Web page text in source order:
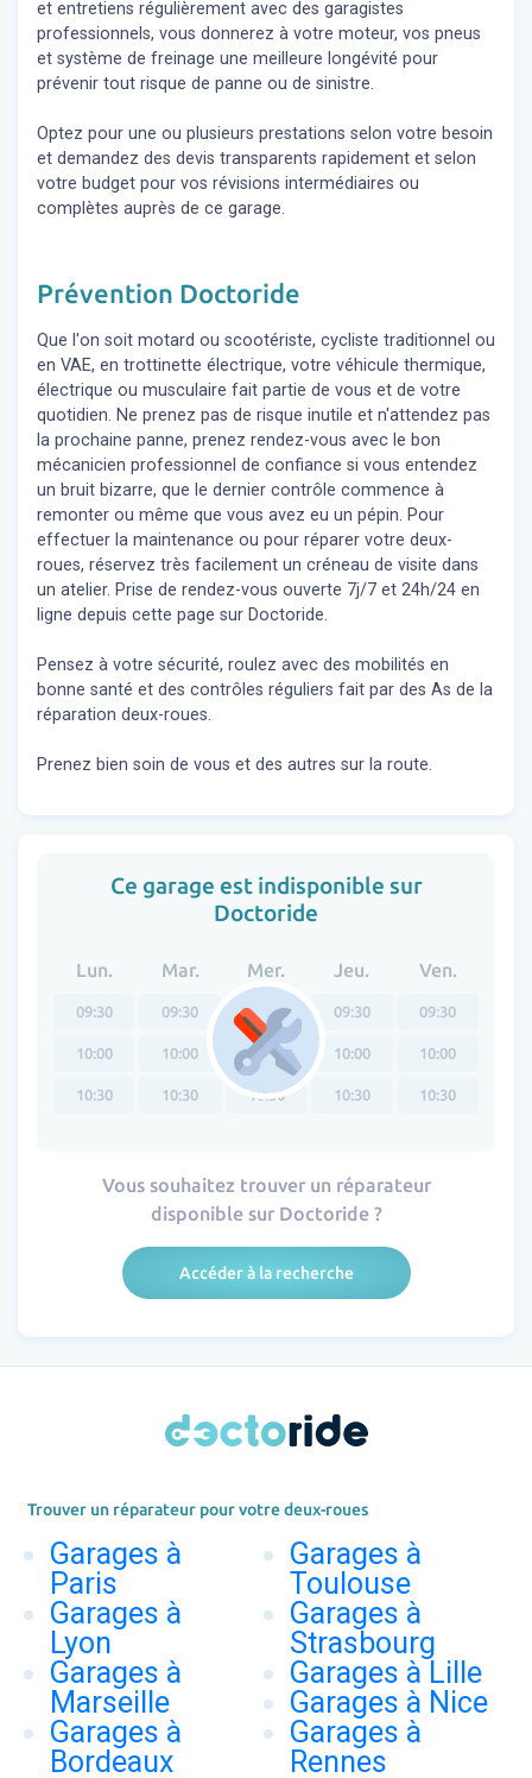
et entretiens régulièrement avec des garagistes
professionnels, vous donnerez à votre moteur, vos pneus
et système de freinage une meilleure longévité pour
prévenir tout risque de panne ou de sinistre.
Optez pour une ou plusieurs prestations selon votre besoin
et demandez des devis transparents rapidement et selon
votre budget pour vos révisions intermédiaires ou
complètes auprès de ce garage.
Prévention Doctoride
Que l'on soit motard ou scootériste, cycliste traditionnel ou
en VAE, en trottinette électrique, votre véhicule thermique,
électrique ou musculaire fait partie de vous et de votre
quotidien. Ne prenez pas de risque inutile et n'attendez pas
la prochaine panne, prenez rendez-vous avec le bon
mécanicien professionnel de confiance si vous entendez
un bruit bizarre, que le dernier contrôle commence à
remonter ou même que vous avez eu un pépin. Pour
effectuer la maintenance ou pour réparer votre deux-
roues, réservez très facilement un créneau de visite dans
un atelier. Prise de rendez-vous ouverte 7j/7 et 24h/24 en
ligne depuis cette page sur Doctoride.
Pensez à votre sécurité, roulez avec des mobilités en
bonne santé et des contrôles réguliers fait par des As de la
réparation deux-roues.
Prenez bien soin de vous et des autres sur la route.
Ce garage est indisponible sur
Doctoride
Lun.
09:30
10:00
10:30
Mar.
09:30
10:00
10:30
Mer.
09:30
10:00
10:30
Jeu.
09:30
10:00
10:30
Ven.
09:30
10:00
10:30
Vous souhaitez trouver un réparateur
disponible sur Doctoride ?
Accéder à la recherche
Trouver un réparateur pour votre deux-roues
Garages à
Paris
Garages à
Lyon
Garages à
Marseille
Garages à
Bordeaux
Garages à
Toulouse
Garages à
Strasbourg
Garages à Lille
Garages à Nice
Garages à
Rennes